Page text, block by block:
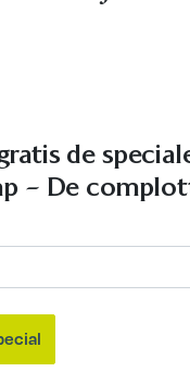
de
– De